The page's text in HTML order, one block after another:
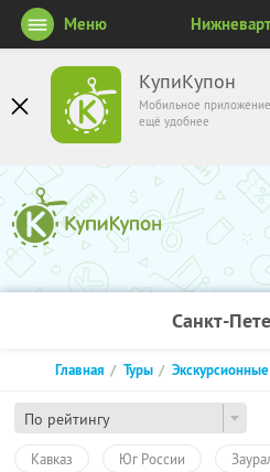
КупиКупон
Мобильное приложение
ещё удобнее
Меню
Санкт-
По рейтингу
Главная Туры
Кавказ Юг России